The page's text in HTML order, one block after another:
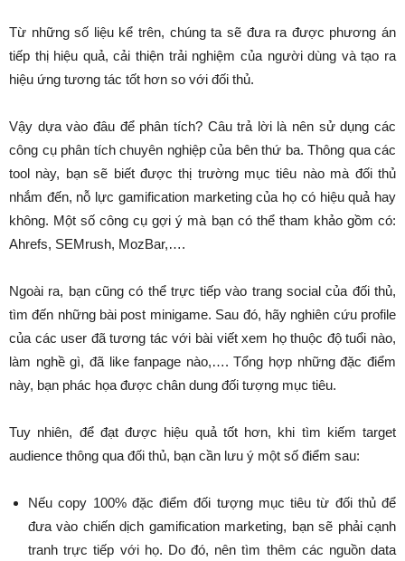
Từ những số liệu kể trên, chúng ta sẽ đưa ra được phương án
tiếp thị hiệu quả, cải thiện trải nghiệm của người dùng và tạo ra
hiệu ứng tương tác tốt hơn so với đối thủ.
Vậy dựa vào đâu để phân tích? Câu trả lời là nên sử dụng các
công cụ phân tích chuyên nghiệp của bên thứ ba. Thông qua các
tool này, bạn sẽ biết được thị trường mục tiêu nào mà đối thủ
nhắm đến, nỗ lực gamification marketing của họ có hiệu quả hay
không. Một số công cụ gợi ý mà bạn có thể tham khảo gồm có:
Ahrefs, SEMrush, MozBar,….
Ngoài ra, bạn cũng có thể trực tiếp vào trang social của đối thủ,
tìm đến những bài post minigame. Sau đó, hãy nghiên cứu profile
của các user đã tương tác với bài viết xem họ thuộc độ tuổi nào,
làm nghề gì, đã like fanpage nào,…. Tổng hợp những đặc điểm
này, bạn phác họa được chân dung đối tượng mục tiêu.
Tuy nhiên, để đạt được hiệu quả tốt hơn, khi tìm kiếm target
audience thông qua đối thủ, bạn cần lưu ý một số điểm sau:
Nếu copy 100% đặc điểm đối tượng mục tiêu từ đối thủ để
đưa vào chiến dịch gamification marketing, bạn sẽ phải cạnh
tranh trực tiếp với họ. Do đó, nên tìm thêm các nguồn data